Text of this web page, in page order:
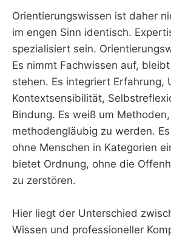
Orientierungswissen ist daher
im engen Sinn identisch.
spezialisiert sein.
Es nimmt Fachwissen auf,
stehen. Es integriert Erfahrung,
Kontextsensibilität,
Bindung. Es weiß um
methodengläubig zu werden.
ohne Menschen in Kategorien
bietet Ordnung, ohne die
zu zerstören.
Hier liegt der Unterschied
Wissen und professioneller